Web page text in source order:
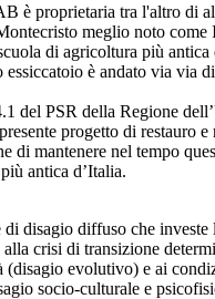
è proprietaria tra l'altro di
meglio noto come
di agricoltura più antica
è andato via via
del PSR della Regione
progetto di restauro e
di mantenere nel tempo
antica d’Italia.
disagio diffuso che investe
alla crisi di transizione
(disagio evolutivo) e ai
socio-culturale e